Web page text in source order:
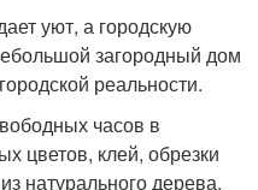
уют, а городскую
загородный дом
реальности.
часов в
цветов, клей, обрезки
натурального дерева,